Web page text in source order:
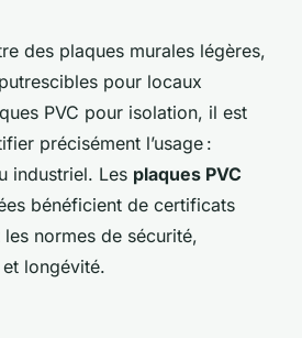
des plaques murales légères,
pour locaux
PVC pour isolation, il est
précisément l’usage :
industriel. Les plaques PVC
bénéficient de certificats
normes de sécurité,
longévité.